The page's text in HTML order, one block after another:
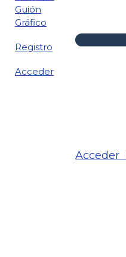
Guión
Gráfico
Registro
Acceder
Acceder